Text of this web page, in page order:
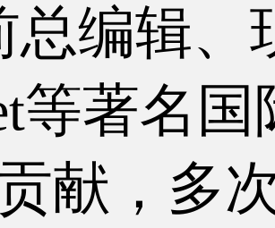
总编辑
等著名国
献，多